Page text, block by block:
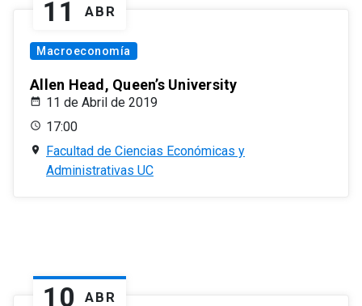
11 ABR
Macroeconomía
Allen Head, Queen’s University
11 de Abril de 2019
17:00
Facultad de Ciencias Económicas y
Administrativas UC
10 ABR